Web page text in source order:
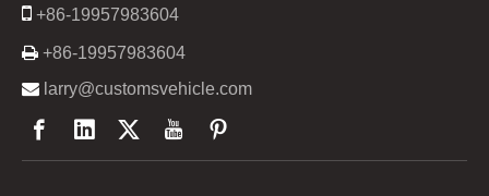
 +86-19957983604
 +86-19957983604
 larry@customsvehicle.com